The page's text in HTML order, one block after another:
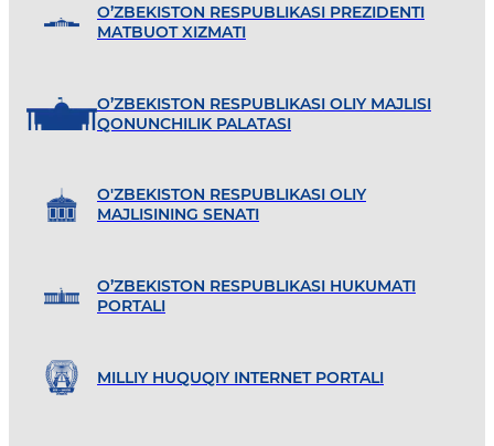
O’ZBEKISTON RESPUBLIKASI PREZIDENTI
MATBUOT XIZMATI
O’ZBEKISTON RESPUBLIKASI OLIY MAJLISI
QONUNCHILIK PALATASI
O'ZBEKISTON RESPUBLIKASI OLIY
MAJLISINING SENATI
O’ZBEKISTON RESPUBLIKASI HUKUMATI
PORTALI
MILLIY HUQUQIY INTERNET PORTALI